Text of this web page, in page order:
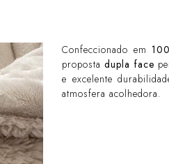
Confeccionado em
propostadupla face
e excelente
atmosfera acolhedora.